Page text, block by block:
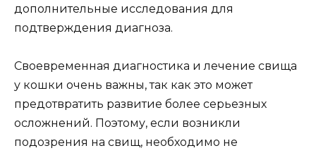
дополнительные исследования для
подтверждения диагноза.
Своевременная диагностика и лечение свища
у кошки очень важны, так как это может
предотвратить развитие более серьезных
осложнений. Поэтому, если возникли
подозрения на свищ, необходимо не